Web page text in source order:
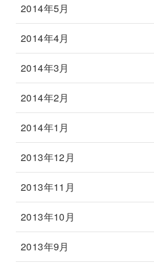
2014年5月
2014年4月
2014年3月
2014年2月
2014年1月
2013年12月
2013年11月
2013年10月
2013年9月